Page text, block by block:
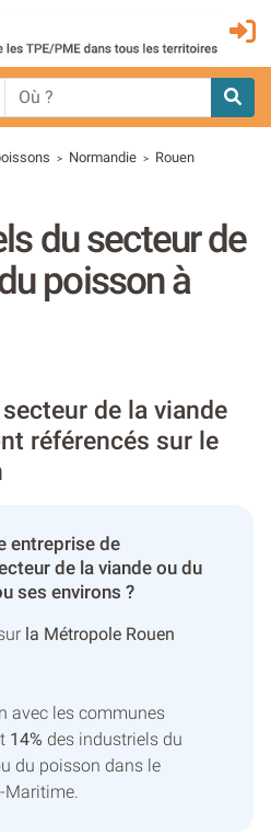
> Normandie > Rouen
du secteur de
poisson à
de la viande
référencés sur le
entreprise de
de la viande ou du
ses environs ?
la Métropole Rouen
avec les communes
14% des industriels du
du poisson dans le
Maritime.